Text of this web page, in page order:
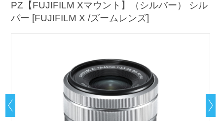
PZ【FUJIFILM Xマウント】（シルバー） シル
バー [FUJIFILM X /ズームレンズ]